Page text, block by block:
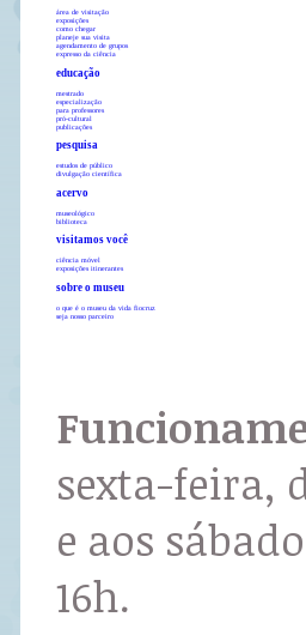
área de visitação
exposições
como chegar
planeje sua visita
agendamento de grupos
expresso da ciência
educação
mestrado
especialização
para professores
pró-cultural
publicações
pesquisa
estudos de público
divulgação científica
acervo
museológico
biblioteca
visitamos você
ciência móvel
exposições itinerantes
sobre o museu
o que é o museu da vida fiocruz
seja nosso parceiro
sexta-feira,
e aos
16h.